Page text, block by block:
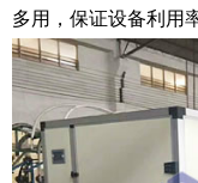
多用，保证设备利用